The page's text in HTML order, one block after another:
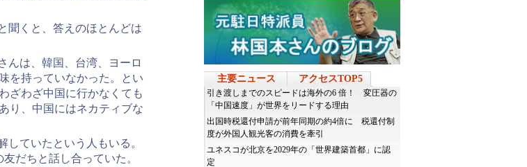
聞くと、答えのほとんどは
んは、韓国、台湾、ヨーロ
を持っていなかった。とい
ざわざ中国に行かなくても
り、中国にはネカティブな
していたという人もいる。
だちと話し合っていた。